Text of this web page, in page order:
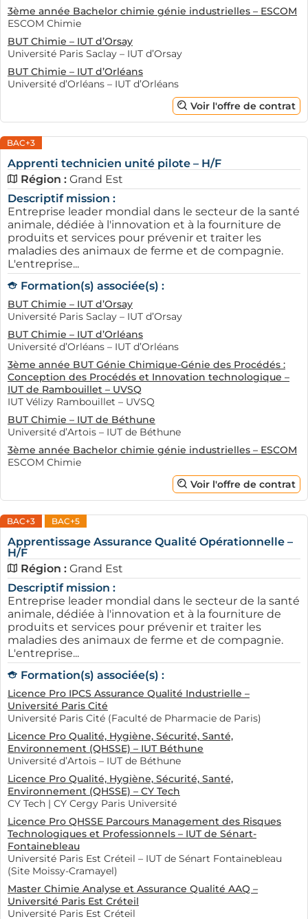
Pour se tenir informé, il est conseillé de consulter
souvent les plateformes d'emploi locales, les salons
professionnels, ainsi que les sites des écoles. Les
institutions éducatives à Mulhouse (68100) collaborent
souvent avec des entreprises pour faciliter le processus
plusieurs d'entre elles organisent des rencontres avec
des entreprises pour mieux orienter leurs élèves.
Comment postuler efficacement
pour une alternance ?
Pour maximiser ses chances de succès lors d'une
recherche d’une entreprise qui recrute en alternance à
Mulhouse, il est important d’adopter une approche
structurée. Commencer par préparer un CV et une
lettre de motivation adaptés à chaque offre est
recommandé. Ces documents doivent mettre en avant
vos compétences, vos expériences précédentes et
votre motivation pour le poste en apprentissage sur
Mulhouse. En ce sens,AFi24propose des conseils
pratiques et des modèles de CV adaptés à l'alternance
dans l’hydrologieoula chimie organique
Ensuite, il est conseillé de multiplier les canaux de
généralistes, les plateformes spécifiques à l'alternance
et un réseau social professionnel comme LinkedIn. La
mise en réseau est aussi importante. N'hésitez pas à
l'université, lors d'événements ou en participant à
diverses discussions en ligne.
Il est conseillé de bien se préparer à des entretiens.
Vous devrez répondre à des questions sur vos attentes
vis-à-vis de l'alternance et démontrer votre intérêt pour
l'entreprise ainsi que pour son secteur d'activité.
Certaines PME apprécieront si vous vous informez au
préalable sur leur historique et leur vision, ce qui
pourrait vous faire sortir du lot.
Quels sont les secteurs qui
recrutent le plus en alternance à
Mulhouse ?
À Mulhouse, plusieurs secteurs se démarquent par leur
capacité à recruter des alternants. De nombreuses
entreprises industrielles cherchent à intégrer des
jeunes talents pour des postes techniques,
commerciaux ou administratifs. Par ailleurs, le
commerce et les services représentent un vaste
domaine où les entreprises recherchent des alternants
pour des postes de vente, de gestion ou de marketing.
3ème année Bachelor chimie génie industrielles – ESCOM
ESCOM Chimie
BUT Chimie – IUT d’Orsay
Université Paris Saclay – IUT d’Orsay
BUT Chimie – IUT d’Orléans
Université d’Orléans – IUT d’Orléans
Voir l'offre de contrat
BAC+3
Apprenti technicien unité pilote – H/F
Région : Grand Est
Descriptif mission :
Entreprise leader mondial dans le secteur de la santé
animale, dédiée à l'innovation et à la fourniture de
produits et services pour prévenir et traiter les
maladies des animaux de ferme et de compagnie.
L'entreprise...
Formation(s) associée(s) :
BUT Chimie – IUT d’Orsay
Université Paris Saclay – IUT d’Orsay
BUT Chimie – IUT d’Orléans
Université d’Orléans – IUT d’Orléans
3ème année BUT Génie Chimique-Génie des Procédés :
Conception des Procédés et Innovation technologique –
IUT de Rambouillet – UVSQ
IUT Vélizy Rambouillet – UVSQ
BUT Chimie – IUT de Béthune
Université d’Artois – IUT de Béthune
3ème année Bachelor chimie génie industrielles – ESCOM
ESCOM Chimie
Voir l'offre de contrat
BAC+3 BAC+5
Apprentissage Assurance Qualité Opérationnelle –
H/F
Région : Grand Est
Descriptif mission :
Entreprise leader mondial dans le secteur de la santé
animale, dédiée à l'innovation et à la fourniture de
produits et services pour prévenir et traiter les
maladies des animaux de ferme et de compagnie.
L'entreprise...
Formation(s) associée(s) :
Licence Pro IPCS Assurance Qualité Industrielle –
Université Paris Cité
Université Paris Cité (Faculté de Pharmacie de Paris)
Licence Pro Qualité, Hygiène, Sécurité, Santé,
Environnement (QHSSE) – IUT Béthune
Université d’Artois – IUT de Béthune
Licence Pro Qualité, Hygiène, Sécurité, Santé,
Environnement (QHSSE) – CY Tech
CY Tech | CY Cergy Paris Université
Licence Pro QHSSE Parcours Management des Risques
Technologiques et Professionnels – IUT de Sénart-
Fontainebleau
Université Paris Est Créteil – IUT de Sénart Fontainebleau
(Site Moissy-Cramayel)
Master Chimie Analyse et Assurance Qualité AAQ –
Université Paris Est Créteil
Université Paris Est Créteil